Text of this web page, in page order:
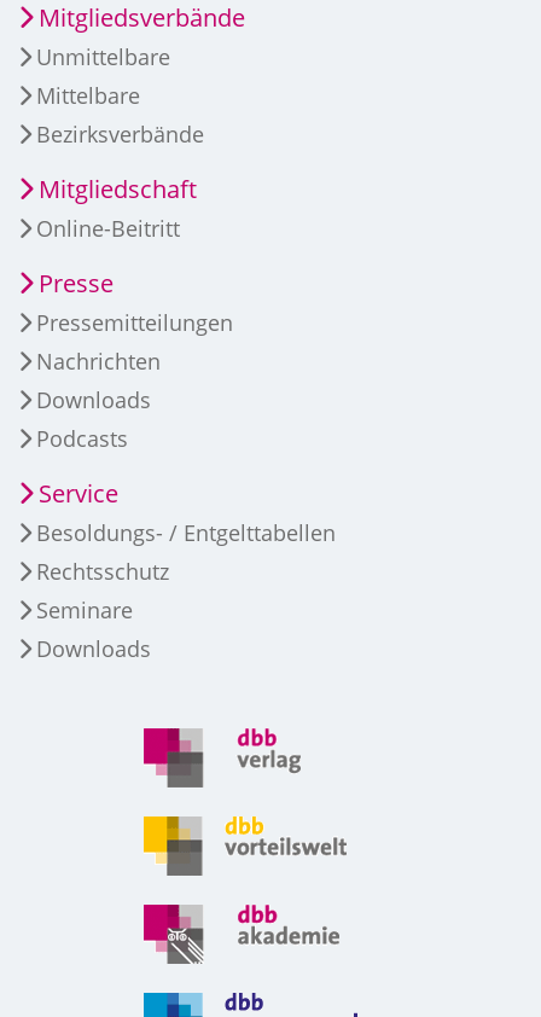
Mitgliedsverbände
Unmittelbare
Mittelbare
Bezirksverbände
Mitgliedschaft
Online-Beitritt
Presse
Pressemitteilungen
Nachrichten
Downloads
Podcasts
Service
Besoldungs- / Entgelttabellen
Rechtsschutz
Seminare
Downloads